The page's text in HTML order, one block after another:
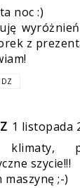
noc :)
z
1 listopada
klimaty,
szycie!!!
maszynę ;-)